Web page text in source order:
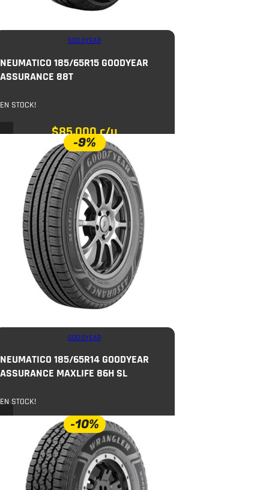
GOODYEAR
NEUMATICO 185/65R15 GOODYEAR
ASSURANCE 88T
EN STOCK!
$85.000c/u
COMPRAR
-9%
GOODYEAR
NEUMATICO 185/65R14 GOODYEAR
ASSURANCE MAXLIFE 86H SL
EN STOCK!
$79.000c/u
COMPRAR
-10%